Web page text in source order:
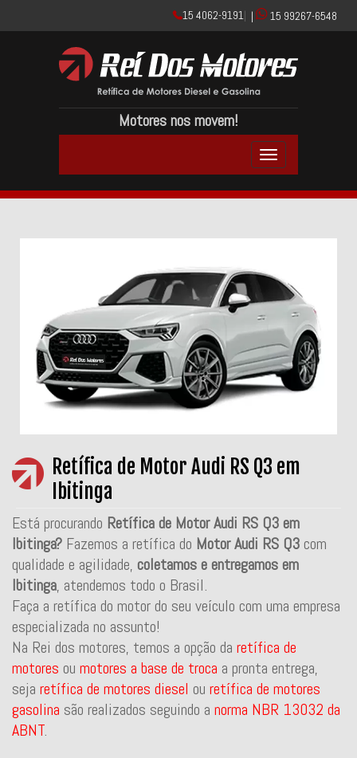
15 4062-9191| | 15 99267-6548
Motores nos movem!
Retífica de Motor Audi RS Q3 em
Ibitinga
Está procurando Retífica de Motor Audi RS Q3 em
Ibitinga? Fazemos a retífica do Motor Audi RS Q3com
qualidade e agilidade, coletamos e entregamos em
Ibitinga, atendemos todo o Brasil.
Faça a retífica do motor do seu veículo com uma empresa
especializada no assunto!
Na Rei dos motores, temos a opção da retífica de
motores ou motores a base de troca a pronta entrega,
seja retífica de motores diesel ou retífica de motores
gasolina são realizados seguindo a norma NBR 13032 da
ABNT.